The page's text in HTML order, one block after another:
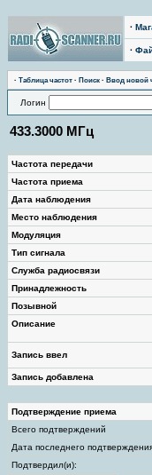
·
·
· Таблица частот · Поиск · Ввод новой
Логин
433.3000 МГц
Частота передачи
Частота приема
Дата наблюдения
Место наблюдения
Модуляция
Тип сигнала
Служба радиосвязи
Принадлежность
Позывной
Описание
Запись ввел
Запись добавлена
Подтверждение приема
Всего подтверждений
Дата последнего
Подтвердил(и):